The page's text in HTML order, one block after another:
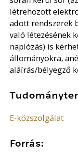
létrehozott
adott rendszerek
való létezésének
naplózás) is
állományokra,
aláírás/bélyegző
E-közszolgálat
Forrás: